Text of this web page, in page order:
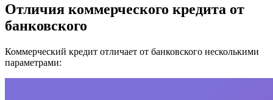
Отличия коммерческого кредита от
банковского
Коммерческий кредит отличает от банковского несколькими
параметрами: